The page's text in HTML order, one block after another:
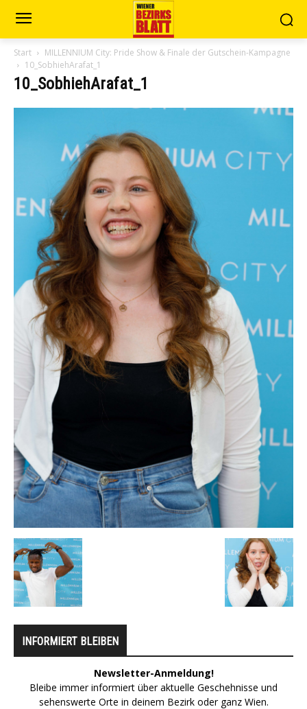
Start
MILLENNIUM City: Pride Show & Finale der Gutschein-Kampagne
10_SobhiehArafat_1
10_SobhiehArafat_1
INFORMIERT BLEIBEN
Newsletter-Anmeldung!
Bleibe immer informiert über aktuelle Geschehnisse und
sehenswerte Orte in deinem Bezirk oder ganz Wien.